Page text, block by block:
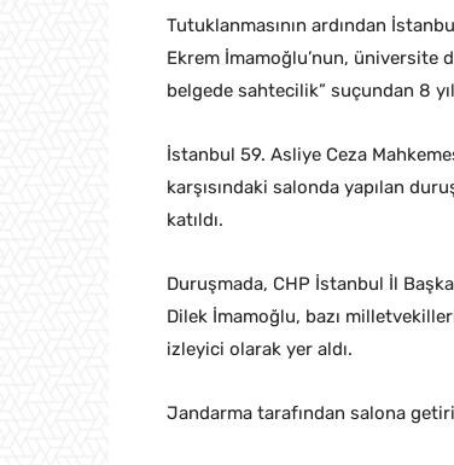
Tutuklanmasının ardından
Ekrem İmamoğlu’nun, üniversite
belgede sahtecilik” suçundan 8
İstanbul 59. Asliye Ceza
karşısındaki salonda yapılan
katıldı.
Duruşmada, CHP İstanbul İl
Dilek İmamoğlu, bazı
izleyici olarak yer aldı.
Jandarma tarafından salona